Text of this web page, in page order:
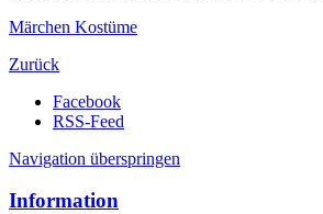
Märchen Kostüme
Zurück
Facebook
RSS-Feed
Navigation überspringen
Information